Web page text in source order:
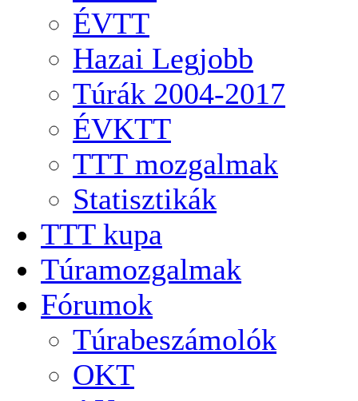
ÉVTT
Hazai Legjobb
Túrák 2004-2017
ÉVKTT
TTT mozgalmak
Statisztikák
TTT kupa
Túramozgalmak
Fórumok
Túrabeszámolók
OKT